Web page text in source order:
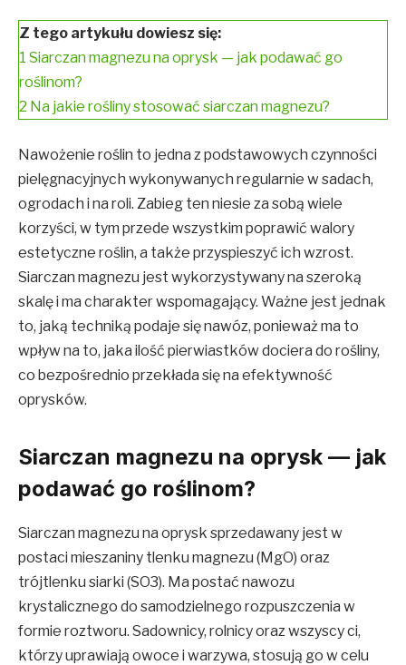
Z tego artykułu dowiesz się:
1 Siarczan magnezu na oprysk — jak podawać go
roślinom?
2 Na jakie rośliny stosować siarczan magnezu?
Nawożenie roślin to jedna z podstawowych czynności
pielęgnacyjnych wykonywanych regularnie w sadach,
ogrodach i na roli. Zabieg ten niesie za sobą wiele
korzyści, w tym przede wszystkim poprawić walory
estetyczne roślin, a także przyspieszyć ich wzrost.
Siarczan magnezu jest wykorzystywany na szeroką
skalę i ma charakter wspomagający. Ważne jest jednak
to, jaką techniką podaje się nawóz, ponieważ ma to
wpływ na to, jaka ilość pierwiastków dociera do rośliny,
co bezpośrednio przekłada się na efektywność
oprysków.
Siarczan magnezu na oprysk — jak
podawać go roślinom?
Siarczan magnezu na oprysk sprzedawany jest w
postaci mieszaniny tlenku magnezu (MgO) oraz
trójtlenku siarki (SO3). Ma postać nawozu
krystalicznego do samodzielnego rozpuszczenia w
formie roztworu. Sadownicy, rolnicy oraz wszyscy ci,
którzy uprawiają owoce i warzywa, stosują go w celu